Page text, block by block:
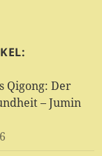
Qigong: Der
– Jumin